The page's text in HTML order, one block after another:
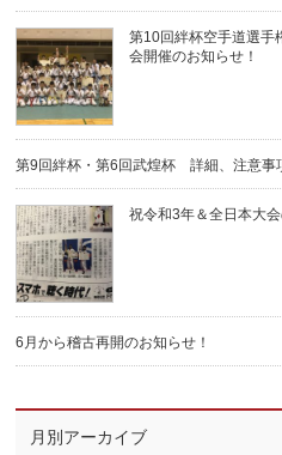
第10回絆杯空手道選手
会開催のお知らせ！
第9回絆杯・第6回武煌杯 詳細、注意事
祝令和3年＆全日本大会
6月から稽古再開のお知らせ！
月別アーカイブ